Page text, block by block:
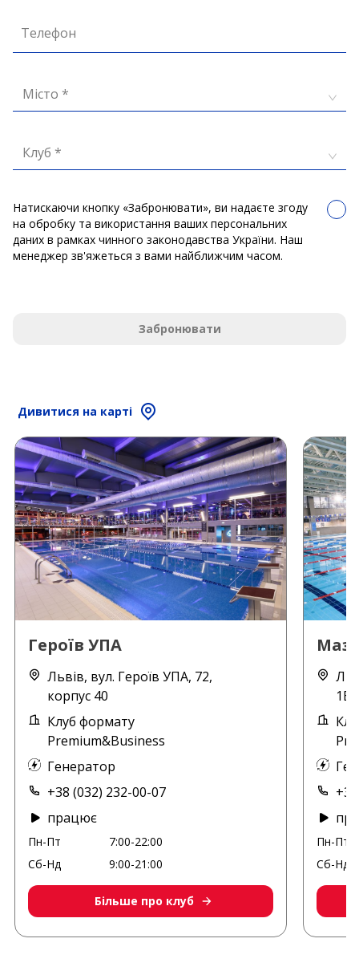
Телефон
Місто *
Клуб *
Натискаючи кнопку «Забронювати», ви надаєте згоду
на обробку та використання ваших персональних
даних в рамках чинного законодавства України. Наш
менеджер зв'яжеться з вами найближчим часом.
Забронювати
Дивитися на карті
Героїв УПА
Львів, вул. Героїв УПА, 72,
корпус 40
Клуб формату
Premium&Business
Генератор
+38 (032) 232-00-07
працює
Пн-Пт
7:00-22:00
Сб-Нд
9:00-21:00
Більше про клуб
Пн-Пт
Сб-Нд